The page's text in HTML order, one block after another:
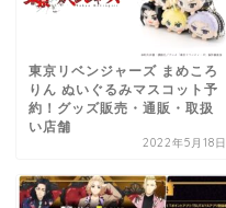
東京リベンジャーズ まめころ
りん ぬいぐるみマスコット予
約！グッズ販売・通販・取扱
い店舗
2022年5月18日